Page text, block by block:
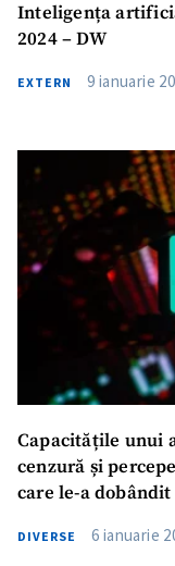
Inteligența
2024 – DW
EXTERN 9 ianuarie
Capacitățile unui
cenzură și
care le-a
DIVERSE 6 ianuarie